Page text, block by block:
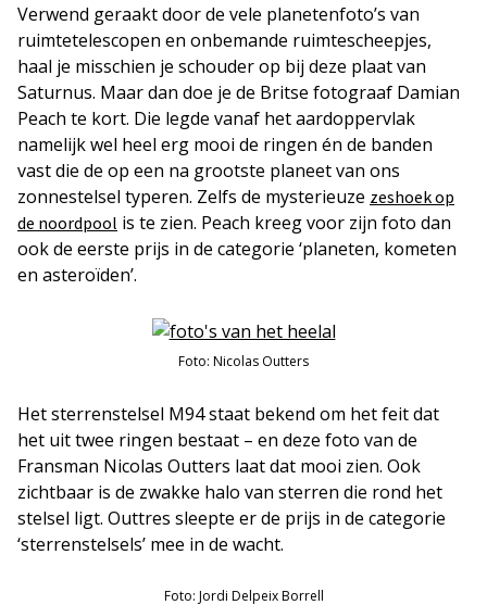
Verwend geraakt door de vele planetenfoto’s van
ruimtetelescopen en onbemande ruimtescheepjes,
haal je misschien je schouder op bij deze plaat van
Saturnus. Maar dan doe je de Britse fotograaf Damian
Peach te kort. Die legde vanaf het aardoppervlak
namelijk wel heel erg mooi de ringen én de banden
vast die de op een na grootste planeet van ons
zonnestelsel typeren. Zelfs de mysterieuze zeshoek op
de noordpool is te zien. Peach kreeg voor zijn foto dan
ook de eerste prijs in de categorie ‘planeten, kometen
en asteroïden’.
Foto: Nicolas Outters
Het sterrenstelsel M94 staat bekend om het feit dat
het uit twee ringen bestaat – en deze foto van de
Fransman Nicolas Outters laat dat mooi zien. Ook
zichtbaar is de zwakke halo van sterren die rond het
stelsel ligt. Outtres sleepte er de prijs in de categorie
‘sterrenstelsels’ mee in de wacht.
Foto: Jordi Delpeix Borrell